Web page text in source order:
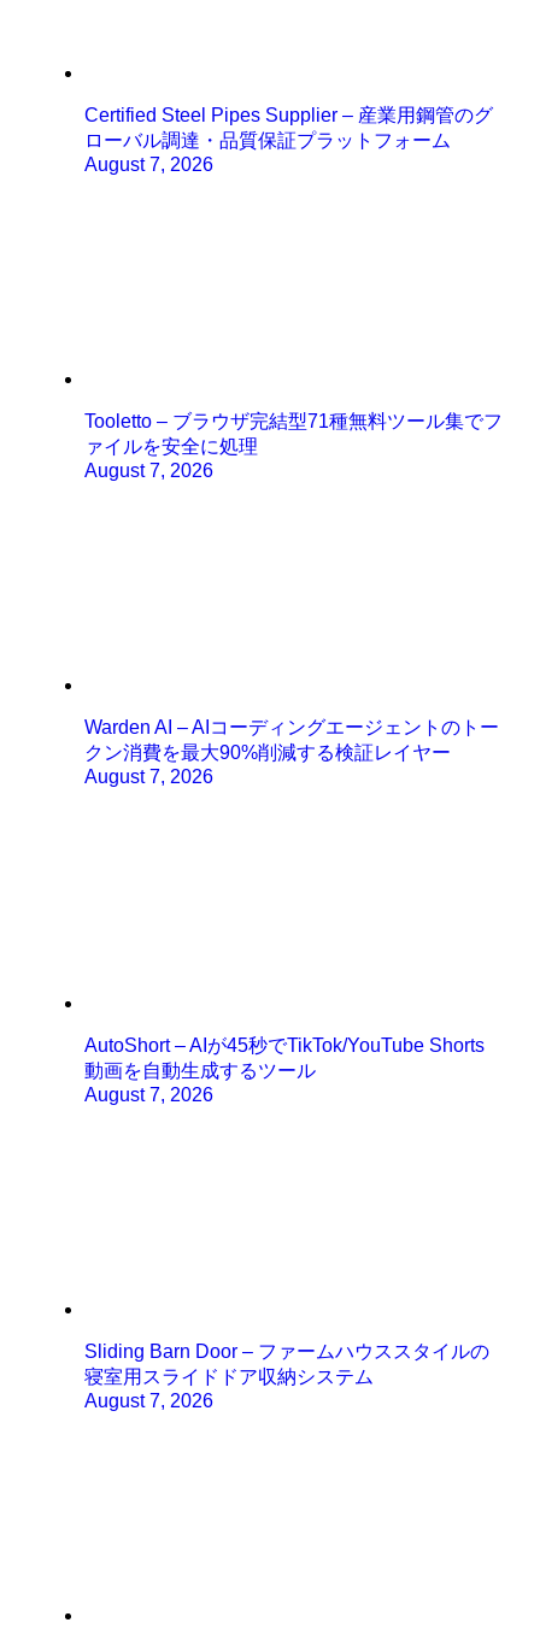
Certified Steel Pipes Supplier – 産業用鋼管のグ
ローバル調達・品質保証プラットフォーム
August 7, 2026
Tooletto – ブラウザ完結型71種無料ツール集でフ
ァイルを安全に処理
August 7, 2026
Warden AI – AIコーディングエージェントのトー
クン消費を最大90%削減する検証レイヤー
August 7, 2026
AutoShort – AIが45秒でTikTok/YouTube Shorts
動画を自動生成するツール
August 7, 2026
Sliding Barn Door – ファームハウススタイルの
寝室用スライドドア収納システム
August 7, 2026